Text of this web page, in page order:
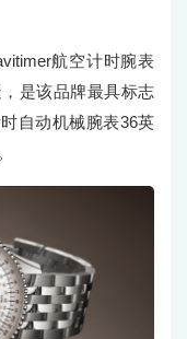
航空计时腕表
是该品牌最具标志
自动机械腕表36英